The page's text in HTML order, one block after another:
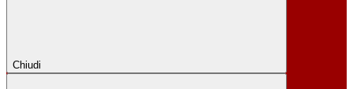
Chiudi